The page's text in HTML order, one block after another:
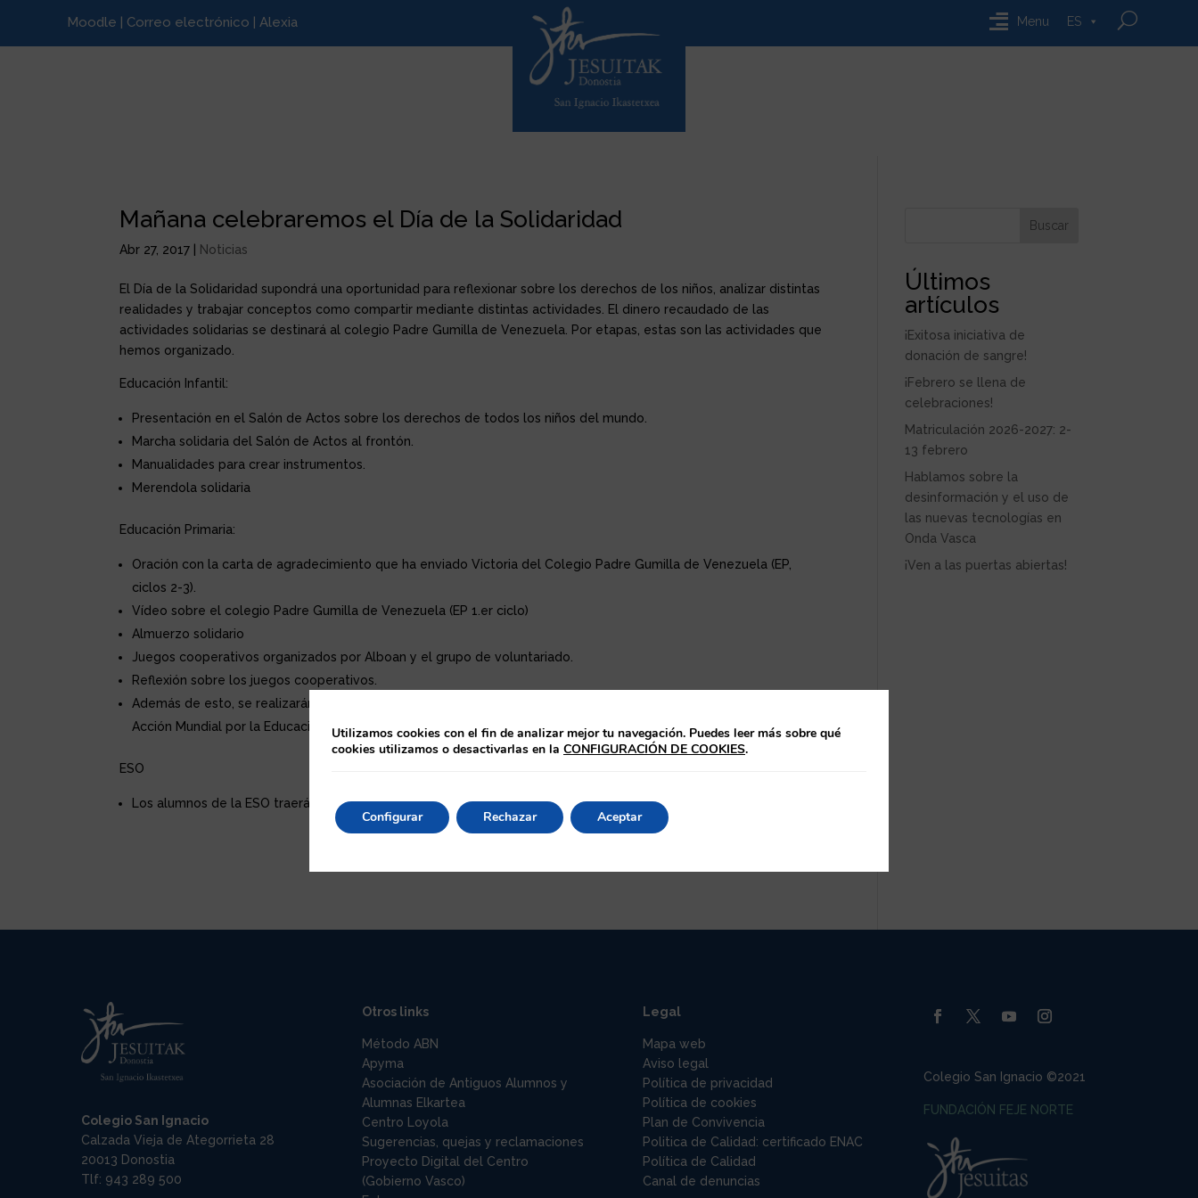
Moodle | Correo electrónico | Alexia Menu ES
Mañana celebraremos el Día de la Solidaridad
Abr 27, 2017 Noticias
El Día de la Solidaridad supondrá una oportunidad para reflexionar sobre los derechos de los niños, analizar distintas
realidades y trabajar conceptos como compartir mediante distintas actividades. El dinero recaudado de las
actividades solidarias se destinará al colegio Padre Gumilla de Venezuela. Por etapas, estas son las actividades que
hemos organizado.
Educación Infantil:
Presentación en el Salón de Actos sobre los derechos de todos los niños del mundo.
Marcha solidaria del Salón de Actos al frontón.
Manualidades para crear instrumentos.
Merendola solidaria
Educación Primaria:
Oración con la carta de agradecimiento que ha enviado Victoria del Colegio Padre Gumilla de Venezuela (EP,
ciclos 2-3).
Vídeo sobre el colegio Padre Gumilla de Venezuela (EP 1.er ciclo)
Almuerzo solidario
Juegos cooperativos organizados por Alboan y el grupo de voluntariado.
Reflexión sobre los juegos cooperativos.
Además de esto, se realizarán distintas acciones durante toda la semana para celebrar el SAME (Semana de
Acción Mundial por la Educación).
ESO
Los alumnos de la ESO traerán bizcochos que venderán durante la hora del recreo.
Buscar
Últimos
artículos
¡Exitosa iniciativa de
donación de sangre!
¡Febrero se llena de
celebraciones!
Matriculación 2026-2027: 2-
13 febrero
Hablamos sobre la
desinformación y el uso de
las nuevas tecnologías en
Onda Vasca
¡Ven a las puertas abiertas!
Colegio San Ignacio
Calzada Vieja de Ategorrieta 28
20013 Donostia
Tlf: 943 289 500
Otros links
Método ABN
Apyma
Asociación de Antiguos Alumnos y
Alumnas Elkartea
Centro Loyola
Sugerencias, quejas y reclamaciones
Proyecto Digital del Centro
(Gobierno Vasco)
Legal
Mapa web
Aviso legal
Política de privacidad
Política de cookies
Plan de Convivencia
Politica de Calidad: certificado ENAC
Política de Calidad
Canal de denuncias
Colegio San Ignacio ©2021
FUNDACIÓN FEJE NORTE
Utilizamos cookies con el fin de analizar mejor tu navegación. Puedes leer más sobre qué
cookies utilizamos o desactivarlas en la CONFIGURACIÓN DE COOKIES.
Aceptar
Rechazar
Configurar